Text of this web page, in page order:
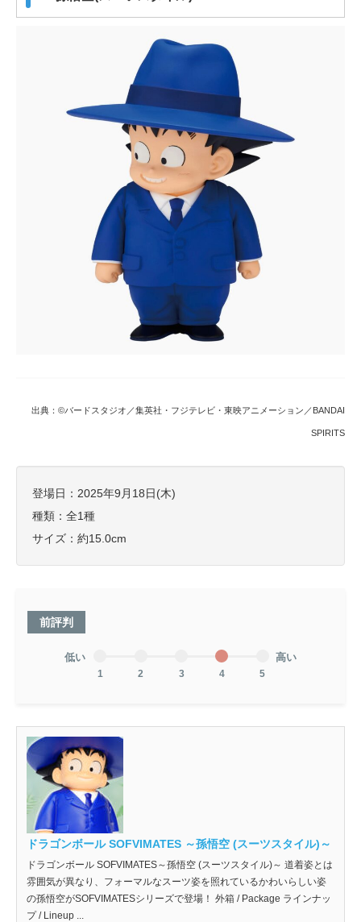
出典：©バードスタジオ／集英社・フジテレビ・東映アニメーション／BANDAI
SPIRITS
登場日：2025年9月18日(木)
種類：全1種
サイズ：約15.0cm
前評判
低い
1 2 3 4 5
高い
ドラゴンボール SOFVIMATES ～孫悟空 (スーツスタイル)～
ドラゴンボール SOFVIMATES～孫悟空 (スーツスタイル)～ 道着姿とは
雰囲気が異なり、フォーマルなスーツ姿を照れているかわいらしい姿
の孫悟空がSOFVIMATESシリーズで登場！ 外箱 / Package ラインナッ
プ / Lineup ...